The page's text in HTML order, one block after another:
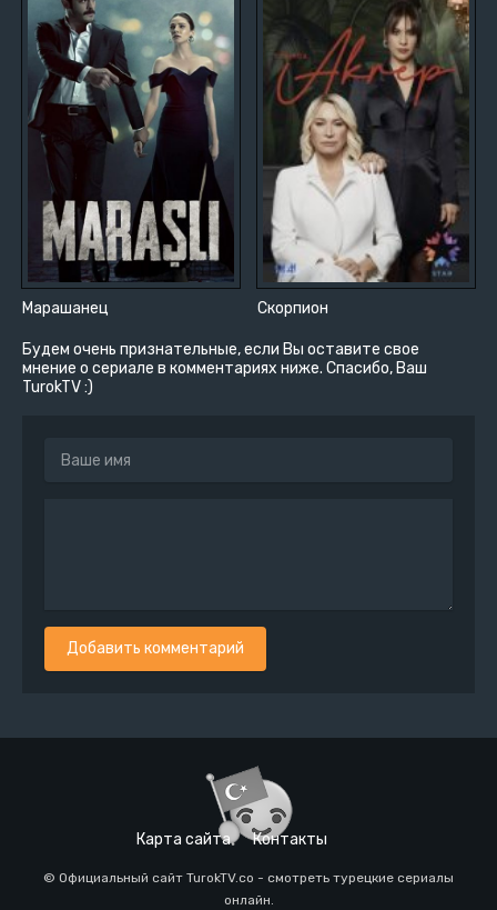
Марашанец Скорпион
Будем очень признательные, если Вы оставите свое
мнение о сериале в комментариях ниже. Спасибо, Ваш
TurokTV :)
Добавить комментарий
Карта сайта Контакты
© Официальный сайт TurokTV.co - смотреть турецкие сериалы
онлайн.